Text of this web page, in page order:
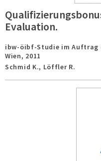
Evaluation.
ibw-öibf-Studie im Auftrag
Wien, 2011
Schmid K., Löffler R.